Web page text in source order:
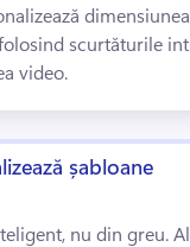
scurtăturile
video.
șabloane
nu din greu.